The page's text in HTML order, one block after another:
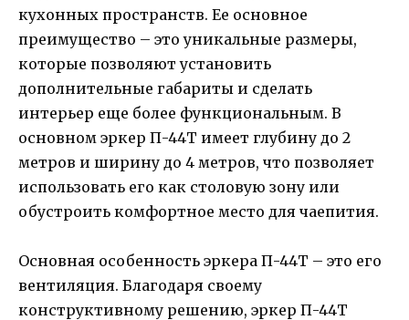
кухонных пространств. Ее основное
преимущество – это уникальные размеры,
которые позволяют установить
дополнительные габариты и сделать
интерьер еще более функциональным. В
основном эркер П-44Т имеет глубину до 2
метров и ширину до 4 метров, что позволяет
использовать его как столовую зону или
обустроить комфортное место для чаепития.
Основная особенность эркера П-44Т – это его
вентиляция. Благодаря своему
конструктивному решению, эркер П-44Т